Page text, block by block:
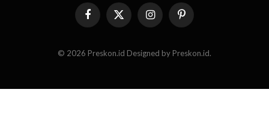
FacebookX
(Twitter)
InstagramPinterest
© 2026 Preskon.id Designed by Preskon.id.